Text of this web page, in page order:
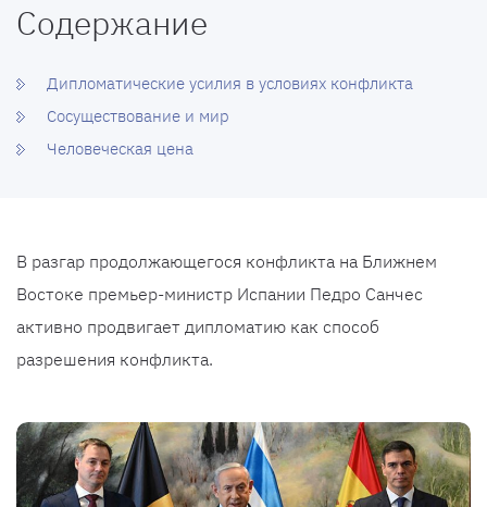
Содержание
Дипломатические усилия в условиях конфликта
Сосуществование и мир
Человеческая цена
В разгар продолжающегося конфликта на Ближнем
Востоке премьер-министр Испании Педро Санчес
активно продвигает дипломатию как способ
разрешения конфликта.